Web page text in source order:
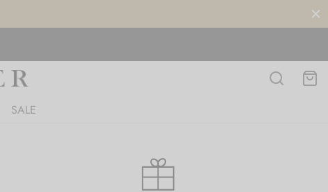
SALE